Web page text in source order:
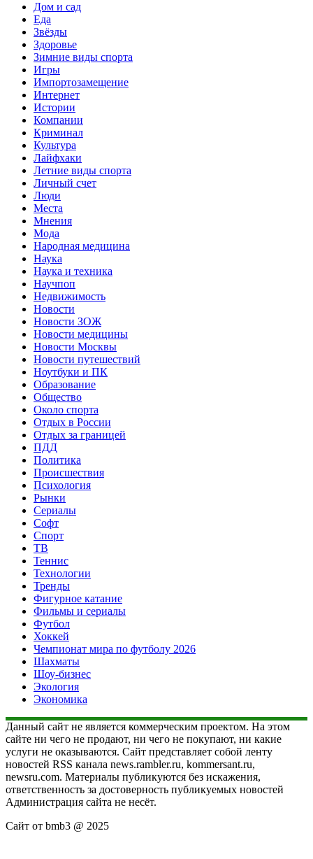
Дом и сад
Еда
Звёзды
Здоровье
Зимние виды спорта
Игры
Импортозамещение
Интернет
Истории
Компании
Криминал
Культура
Лайфхаки
Летние виды спорта
Личный счет
Люди
Места
Мнения
Мода
Народная медицина
Наука
Наука и техника
Научпоп
Недвижимость
Новости
Новости ЗОЖ
Новости медицины
Новости Москвы
Новости путешествий
Ноутбуки и ПК
Образование
Общество
Около спорта
Отдых в России
Отдых за границей
ПДД
Политика
Происшествия
Психология
Рынки
Сериалы
Софт
Спорт
ТВ
Теннис
Технологии
Тренды
Фигурное катание
Фильмы и сериалы
Футбол
Хоккей
Чемпионат мира по футболу 2026
Шахматы
Шоу-бизнес
Экология
Экономика
Данный сайт не является коммерческим проектом. На этом
сайте ни чего не продают, ни чего не покупают, ни какие
услуги не оказываются. Сайт представляет собой ленту
новостей RSS канала news.rambler.ru, kommersant.ru,
newsru.com. Материалы публикуются без искажения,
ответственность за достоверность публикуемых новостей
Администрация сайта не несёт.
Сайт от bmb3 @ 2025